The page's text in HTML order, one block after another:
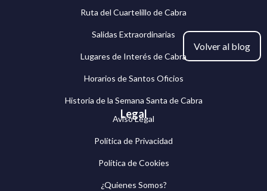
Volver al blog
Ruta del Cuartelillo de Cabra
Salidas Extraordinarias
Lugares de Interés de Cabra
Horarios de Santos Oficios
Historia de la Semana Santa de Cabra
Legal
Aviso Legal
Política de Privacidad
Política de Cookies
¿Quienes Somos?